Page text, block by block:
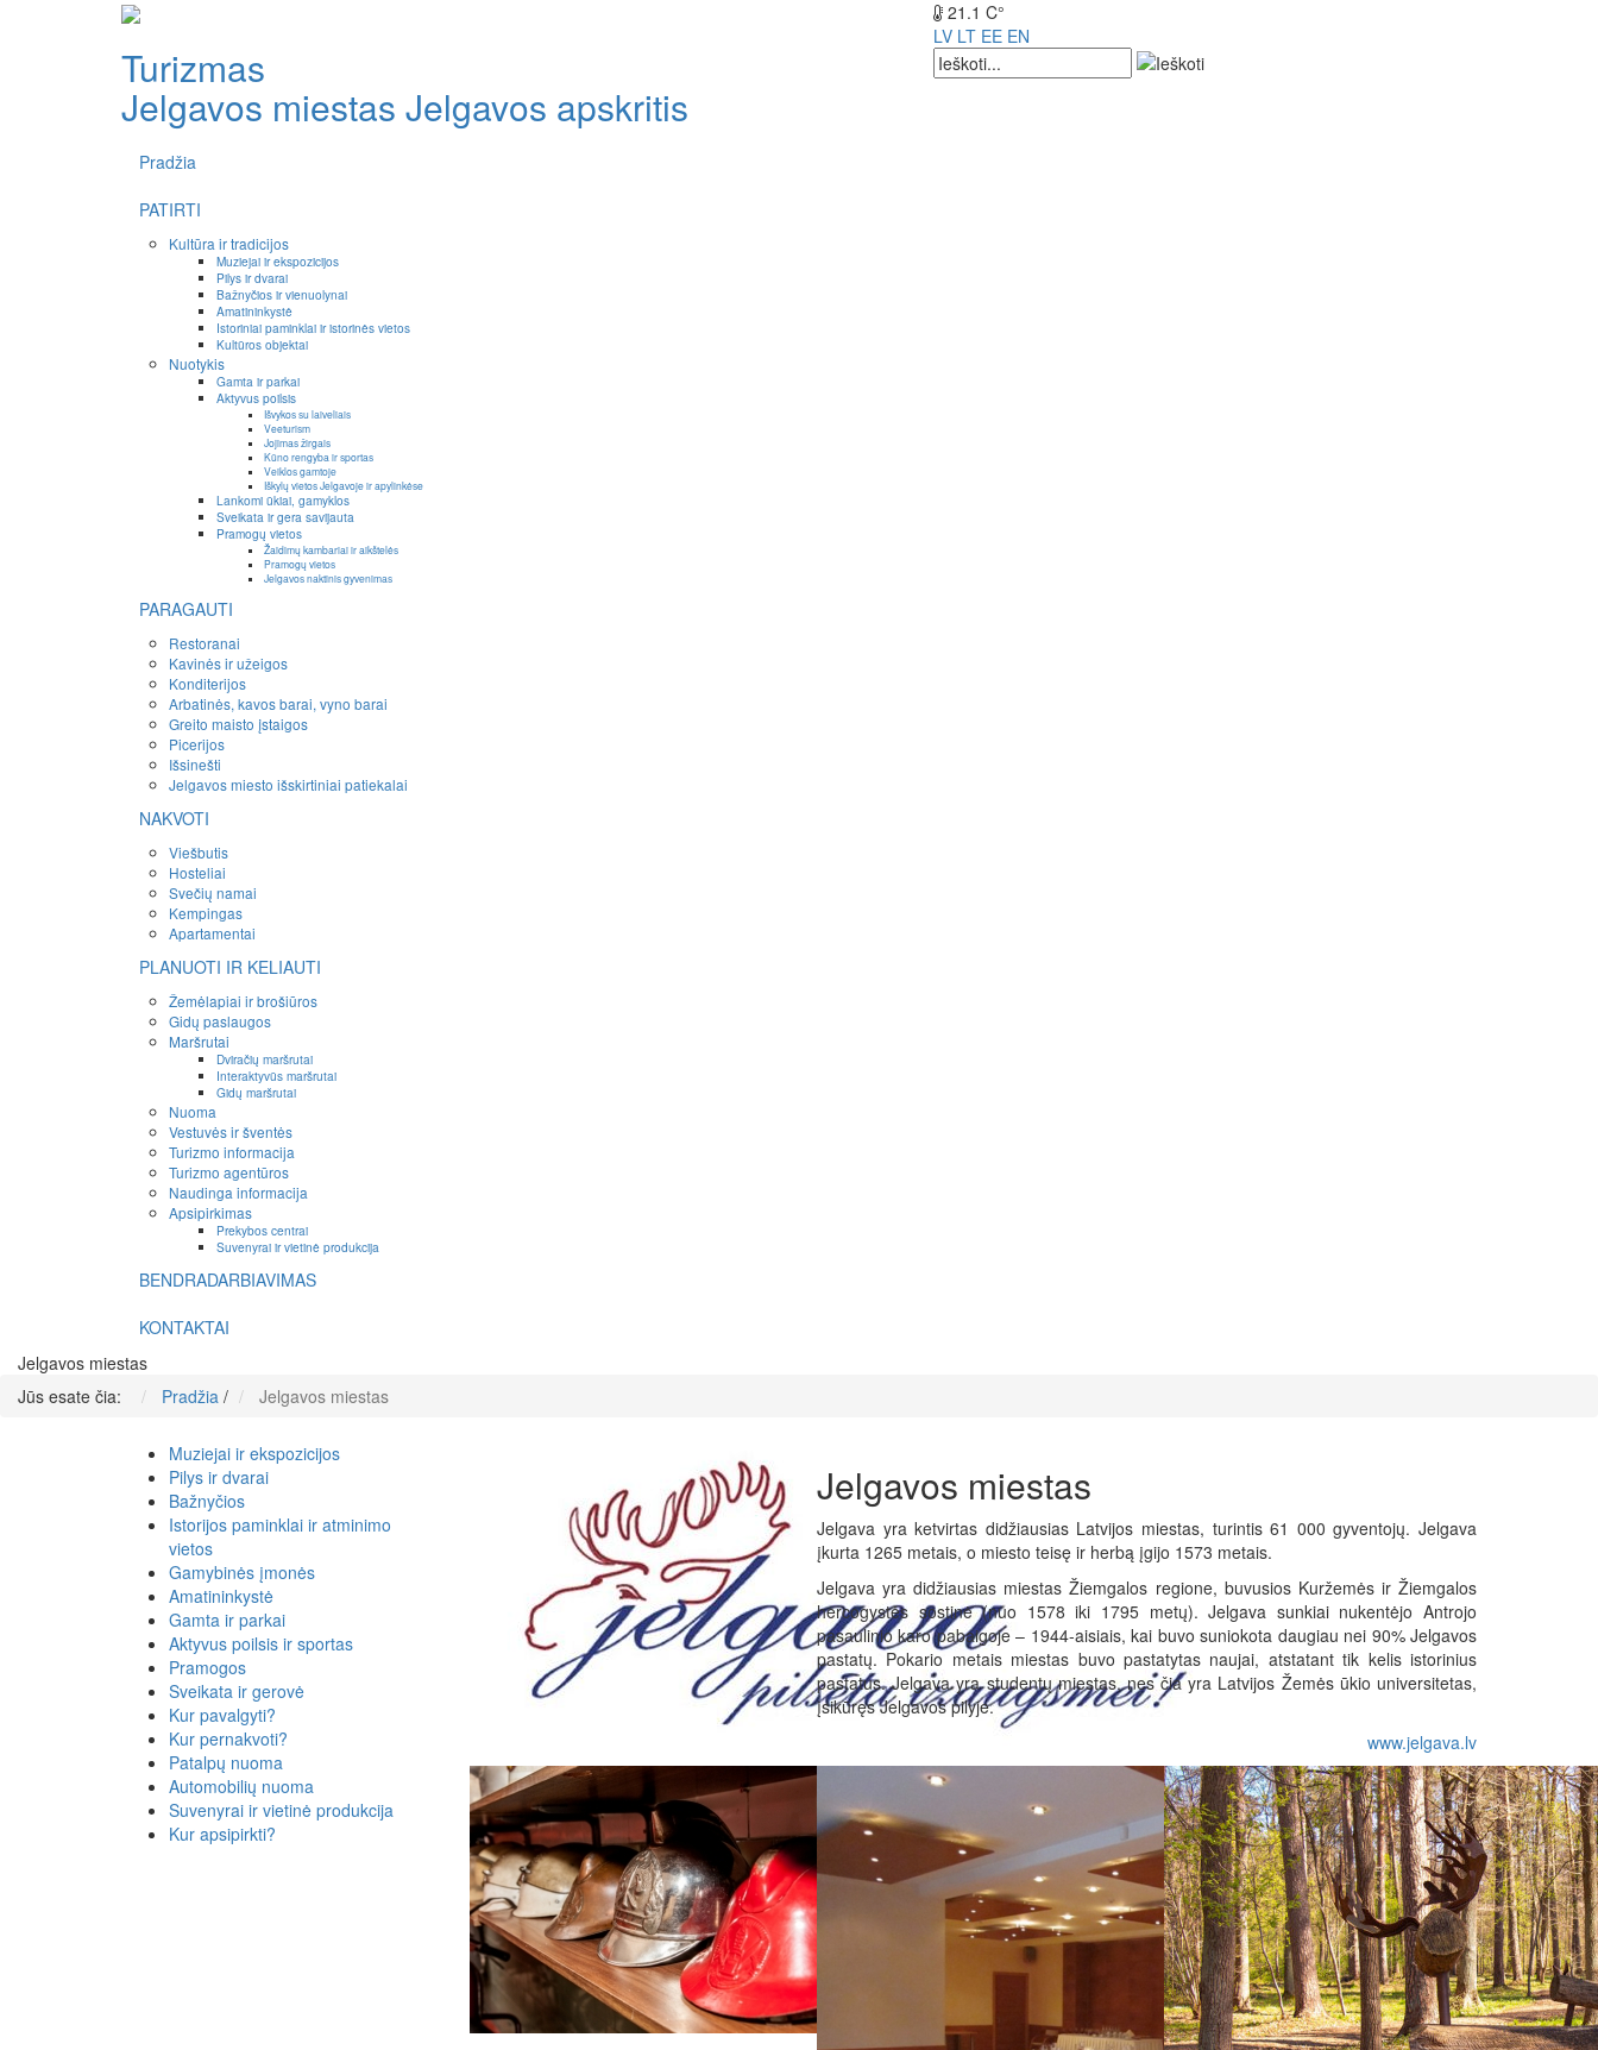
Turizmas
Jelgavos miestas Jelgavos apskritis
21.1 C°
LV LT EE EN
Pradžia
PATIRTI
Kultūra ir tradicijos
Muziejai ir ekspozicijos
Pilys ir dvarai
Bažnyčios ir vienuolynai
Amatininkystė
Istoriniai paminklai ir istorinės vietos
Kultūros objektai
Nuotykis
Gamta ir parkai
Aktyvus poilsis
Išvykos su laiveliais
Veeturism
Jojimas žirgais
Kūno rengyba ir sportas
Veiklos gamtoje
Iškylų vietos Jelgavoje ir apylinkėse
Lankomi ūkiai, gamyklos
Sveikata ir gera savijauta
Pramogų vietos
Žaidimų kambariai ir aikštelės
Pramogų vietos
Jelgavos naktinis gyvenimas
PARAGAUTI
Restoranai
Kavinės ir užeigos
Konditerijos
Arbatinės, kavos barai, vyno barai
Greito maisto įstaigos
Picerijos
Išsinešti
Jelgavos miesto išskirtiniai patiekalai
NAKVOTI
Viešbutis
Hosteliai
Svečių namai
Kempingas
Apartamentai
PLANUOTI IR KELIAUTI
Žemėlapiai ir brošiūros
Gidų paslaugos
Maršrutai
Dviračių maršrutai
Interaktyvūs maršrutai
Gidų maršrutai
Nuoma
Vestuvės ir šventės
Turizmo informacija
Turizmo agentūros
Naudinga informacija
Apsipirkimas
Prekybos centrai
Suvenyrai ir vietinė produkcija
BENDRADARBIAVIMAS
KONTAKTAI
Jelgavos miestas
Jūs esate čia:
Pradžia / Jelgavos miestas
Muziejai ir ekspozicijos
Pilys ir dvarai
Bažnyčios
Istorijos paminklai ir atminimo
vietos
Gamybinės įmonės
Amatininkystė
Gamta ir parkai
Aktyvus poilsis ir sportas
Pramogos
Sveikata ir gerovė
Kur pavalgyti?
Kur pernakvoti?
Patalpų nuoma
Automobilių nuoma
Suvenyrai ir vietinė produkcija
Kur apsipirkti?
Jelgavos miestas
Jelgava yra ketvirtas didžiausias Latvijos miestas, turintis 61 000 gyventojų. Jelgava
įkurta 1265 metais, o miesto teisę ir herbą įgijo 1573 metais.
Jelgava yra didžiausias miestas Žiemgalos regione, buvusios Kuržemės ir Žiemgalos
hercogystės sostinė (nuo 1578 iki 1795 metų). Jelgava sunkiai nukentėjo Antrojo
pasaulinio karo pabaigoje – 1944-aisiais, kai buvo suniokota daugiau nei 90% Jelgavos
pastatų. Pokario metais miestas buvo pastatytas naujai, atstatant tik kelis istorinius
pastatus. Jelgava yra studentų miestas, nes čia yra Latvijos Žemės ūkio universitetas,
įsikūręs Jelgavos pilyje.
www.jelgava.lv